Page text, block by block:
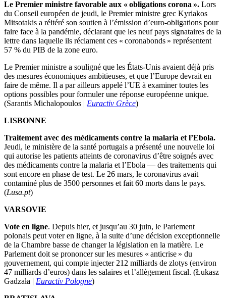
Le Premier ministre favorable aux « obligations corona ». Lors
du Conseil européen de jeudi, le Premier ministre grec Kyriakos
Mitsotakis a réitéré son soutien à l’émission d’euro-obligations pour
faire face à la pandémie, déclarant que les neuf pays signataires de la
lettre dans laquelle ils réclament ces « coronabonds » représentent
57 % du PIB de la zone euro.
Le Premier ministre a souligné que les États-Unis avaient déjà pris
des mesures économiques ambitieuses, et que l’Europe devrait en
faire de même. Il a par ailleurs appelé l’UE à examiner toutes les
options possibles pour formuler une réponse européenne unique.
(Sarantis Michalopoulos | Euractiv Grèce)
LISBONNE
Traitement avec des médicaments contre la malaria et l’Ebola.
Jeudi, le ministère de la santé portugais a présenté une nouvelle loi
qui autorise les patients atteints de coronavirus d’être soignés avec
des médicaments contre la malaria et l’Ebola — des traitements qui
sont encore en phase de test. Le 26 mars, le coronavirus avait
contaminé plus de 3500 personnes et fait 60 morts dans le pays.
(Lusa.pt)
VARSOVIE
Vote en ligne. Depuis hier, et jusqu’au 30 juin, le Parlement
polonais peut voter en ligne, à la suite d’une décision exceptionnelle
de la Chambre basse de changer la législation en la matière. Le
Parlement doit se prononcer sur les mesures « anticrise » du
gouvernement, qui compte injecter 212 milliards de zlotys (environ
47 milliards d’euros) dans les salaires et l’allègement fiscal. (Łukasz
Gadzała | Euractiv Pologne)